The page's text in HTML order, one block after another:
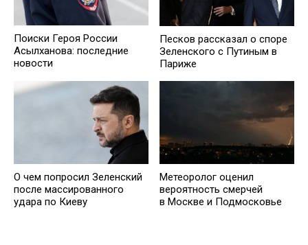
Поиски Героя России
Асылханова: последние
новости
Песков рассказал о споре
Зеленского с Путиным в
Париже
О чем попросил Зеленский
после массированного
удара по Киеву
Метеоролог оценил
вероятность смерчей
в Москве и Подмосковье